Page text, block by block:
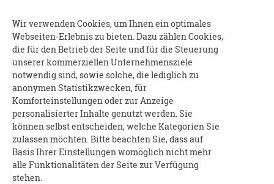
Weitere Informationen:
Caritasverband Vogtland e.V.
Bergstraße 39
08523 Plauen
Telefon: 03741-222832
E-Mail:demenz@caritas-vogtland.de
... oder über diesenLink!
Wir verwenden Cookies, um Ihnen ein optimales
Webseiten-Erlebnis zu bieten. Dazu zählen Cookies,
die für den Betrieb der Seite und für die Steuerung
unserer kommerziellen Unternehmensziele
notwendig sind, sowie solche, die lediglich zu
anonymen Statistikzwecken, für
Komforteinstellungen oder zur Anzeige
personalisierter Inhalte genutzt werden. Sie
können selbst entscheiden, welche Kategorien Sie
zulassen möchten. Bitte beachten Sie, dass auf
Basis Ihrer Einstellungen womöglich nicht mehr
alle Funktionalitäten der Seite zur Verfügung
stehen.